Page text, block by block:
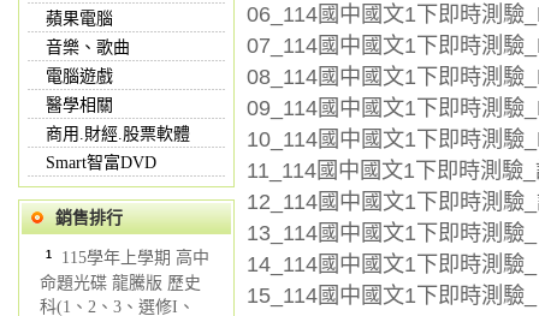
蘋果電腦
音樂、歌曲
電腦遊戲
醫學相關
商用.財經.股票軟體
Smart智富DVD
銷售排行
1 115學年上學期 高中
命題光碟 龍騰版 歷史
科(1、2、3、選修I、
06_114國中國文1下即時測驗
07_114國中國文1下即時測驗
08_114國中國文1下即時測驗
09_114國中國文1下即時測驗
10_114國中國文1下即時測驗
11_114國中國文1下即時測驗
12_114國中國文1下即時測驗
13_114國中國文1下即時測驗
14_114國中國文1下即時測驗
15_114國中國文1下即時測驗